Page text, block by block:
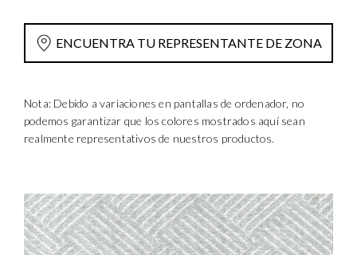
ENCUENTRA TU REPRESENTANTE DE ZONA
Nota: Debido a variaciones en pantallas de ordenador, no
podemos garantizar que los colores mostrados aquí sean
realmente representativos de nuestros productos.